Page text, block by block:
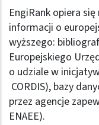
EngiRank opiera
informacji o
wyższego:
Europejskiego
o udziale w
CORDIS), bazy
przez agencje
ENAEE).